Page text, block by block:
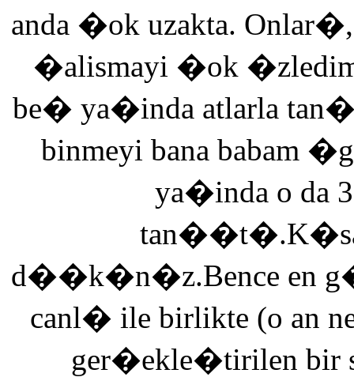
anda �ok uzakta.
�alismayi �ok
be� ya�inda atlarla
binmeyi bana babam
ya�inda o da
d��k�n�z.Bence en
canl� ile birlikte (o an
ger�ekle�tirilen bir